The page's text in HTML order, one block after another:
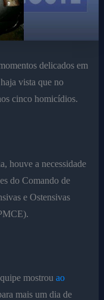
delicados em
vista que no
cinco homicídios.
houve a necessidade
do Comando de
e Ostensivas
mostrou ao
mais um dia de